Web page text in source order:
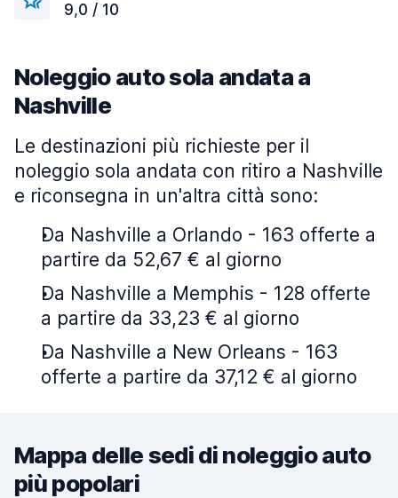
9,0 / 10
Noleggio auto sola andata a
Nashville
Le destinazioni più richieste per il
noleggio sola andata con ritiro a Nashville
e riconsegna in un'altra città sono:
Da Nashville a Orlando - 163 offerte a
partire da 52,67 € al giorno
Da Nashville a Memphis - 128 offerte
a partire da 33,23 € al giorno
Da Nashville a New Orleans - 163
offerte a partire da 37,12 € al giorno
Mappa delle sedi di noleggio auto
più popolari